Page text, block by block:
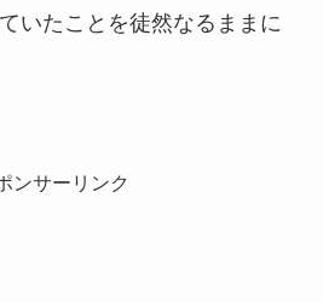
いたことを徒然なるままに
ンサーリンク